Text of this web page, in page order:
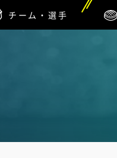
チーム・選手